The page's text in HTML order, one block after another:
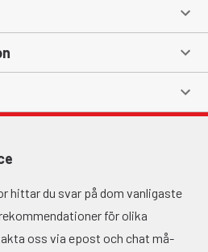
hittar du svar på dom vanligaste
för olika
oss via epost och chat må-